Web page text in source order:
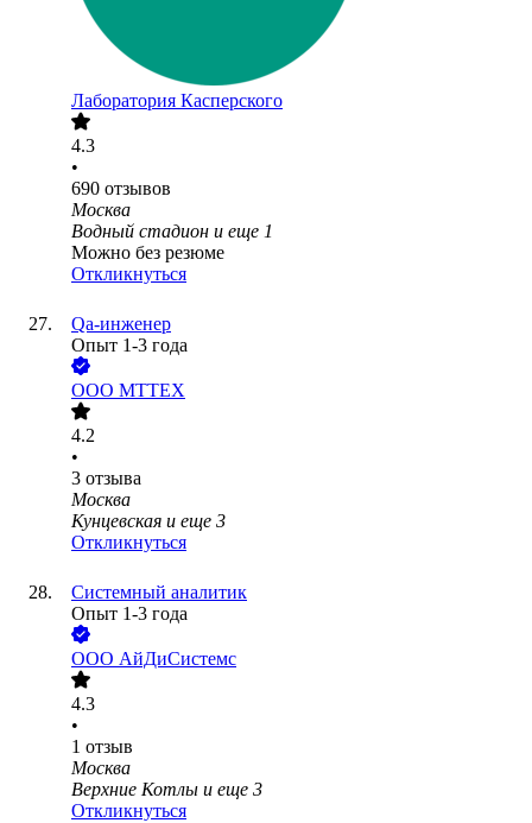
Лаборатория Касперского
4.3
•
690 отзывов
Москва
Водный стадион и еще 1
Можно без резюме
Откликнуться
Qa-инженер
Опыт 1-3 года
ООО МТТЕХ
4.2
•
3 отзыва
Москва
Кунцевская и еще 3
Откликнуться
Системный аналитик
Опыт 1-3 года
ООО АйДиСистемс
4.3
•
1 отзыв
Москва
Верхние Котлы и еще 3
Откликнуться